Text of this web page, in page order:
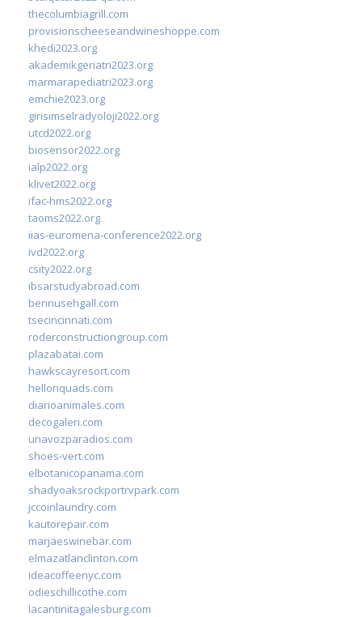
thecolumbiagrill.com
provisionscheeseandwineshoppe.com
khedi2023.org
akademikgeriatri2023.org
marmarapediatri2023.org
emchie2023.org
girisimselradyoloji2022.org
utcd2022.org
biosensor2022.org
ialp2022.org
klivet2022.org
ifac-hms2022.org
taoms2022.org
iias-euromena-conference2022.org
ivd2022.org
csity2022.org
ibsarstudyabroad.com
bennusehgall.com
tsecincinnati.com
roderconstructiongroup.com
plazabatai.com
hawkscayresort.com
hellonquads.com
diarioanimales.com
decogaleri.com
unavozparadios.com
shoes-vert.com
elbotanicopanama.com
shadyoaksrockportrvpark.com
jccoinlaundry.com
kautorepair.com
marjaeswinebar.com
elmazatlanclinton.com
ideacoffeenyc.com
odieschillicothe.com
lacantinitagalesburg.com